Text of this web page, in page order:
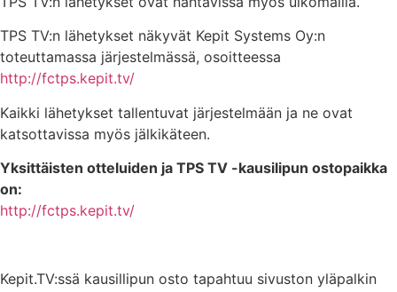
TPS TV:n lähetykset näkyvät Kepit Systems Oy:n
toteuttamassa järjestelmässä, osoitteessa
http://fctps.kepit.tv/
Kaikki lähetykset tallentuvat järjestelmään ja ne ovat
katsottavissa myös jälkikäteen.
Yksittäisten otteluiden ja TPS TV -kausilipun ostopaikka
on:
http://fctps.kepit.tv/
Kepit.TV:ssä kausillipun osto tapahtuu sivuston yläpalkin